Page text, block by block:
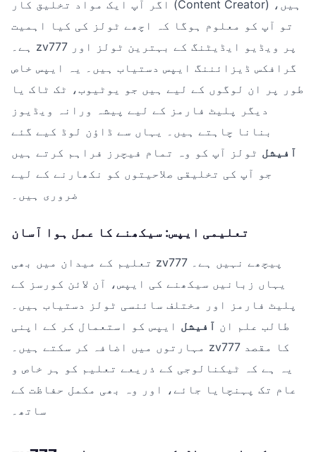
اگر آپ ایک مواد تخلیق کار (Content Creator) ہیں،
تو آپ کو معلوم ہوگا کہ اچھے ٹولز کی کیا اہمیت
ہے۔ zv777 پر ویڈیو ایڈیٹنگ کے بہترین ٹولز اور
گرافکس ڈیزائننگ ایپس دستیاب ہیں۔ یہ ایپس خاص
طور پر ان لوگوں کے لیے ہیں جو یوٹیوب، ٹک ٹاک یا
دیگر پلیٹ فارمز کے لیے پیشہ ورانہ ویڈیوز
بنانا چاہتے ہیں۔ یہاں سے ڈاؤن لوڈ کیے گئے
آفیشل ٹولز آپ کو وہ تمام فیچرز فراہم کرتے ہیں
جو آپ کی تخلیقی صلاحیتوں کو نکھارنے کے لیے
ضروری ہیں۔
تعلیمی ایپس: سیکھنے کا عمل ہوا آسان
تعلیم کے میدان میں بھی zv777 پیچھے نہیں ہے۔
یہاں زبانیں سیکھنے کی ایپس، آن لائن کورسز کے
پلیٹ فارمز اور مختلف سائنسی ٹولز دستیاب ہیں۔
طالب علم ان آفیشل ایپس کو استعمال کر کے اپنی
مہارتوں میں اضافہ کر سکتے ہیں۔ zv777 کا مقصد
یہ ہے کہ ٹیکنالوجی کے ذریعے تعلیم کو ہر خاص و
عام تک پہنچایا جائے، اور وہ بھی مکمل حفاظت کے
ساتھ۔